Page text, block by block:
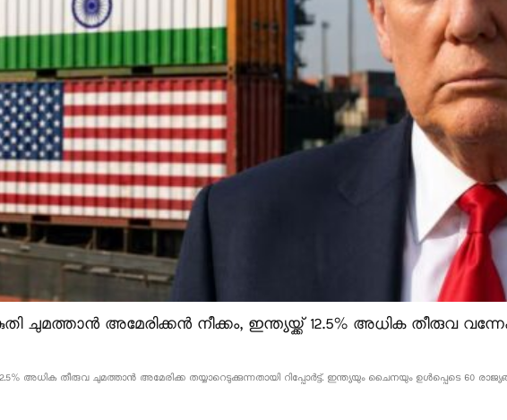
ചുമത്താൻ അമേരിക്കൻ നീക്കം, ഇന്ത്യയ്ക്ക് 12.5% അധിക തീരുവ
അധിക തീരുവ ചുമത്താൻ അമേരിക്ക തയ്യാറെടുക്കുന്നതായി റിപ്പോർട്ട്. ഇന്ത്യയും ചൈനയും ഉൾപ്പെടെ 60